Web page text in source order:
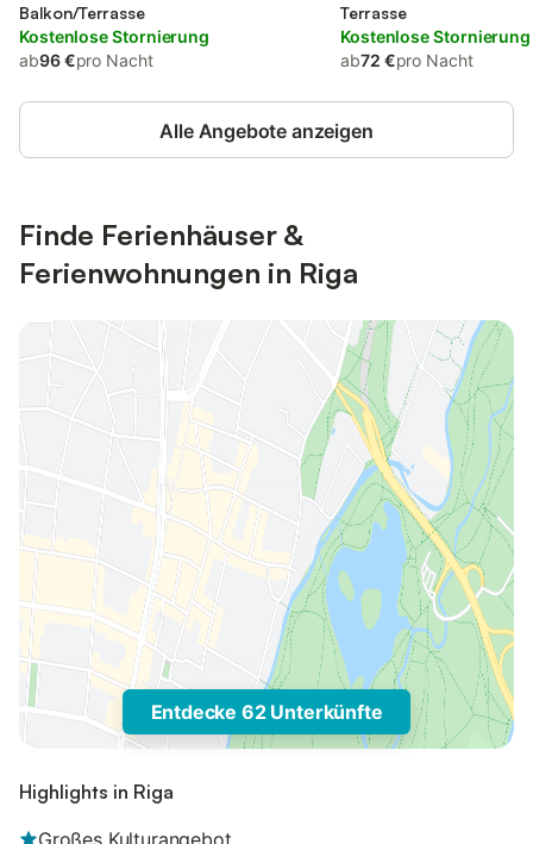
Balkon/Terrasse
Kostenlose Stornierung
ab96 €pro Nacht
Terrasse
Kostenlose Stornierung
ab72 €pro Nacht
Alle Angebote anzeigen
Finde Ferienhäuser &
Ferienwohnungen in Riga
Entdecke 62 Unterkünfte
Highlights in Riga
Großes Kulturangebot